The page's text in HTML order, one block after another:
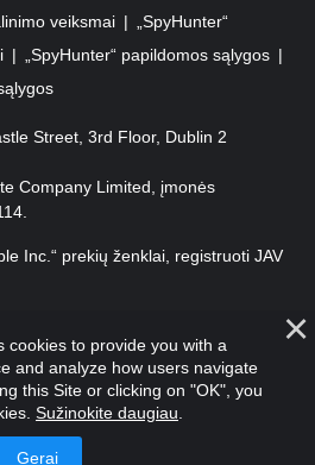
veiksmai
„SpyHunter“
„SpyHunter“ papildomos sąlygos
Street, 3rd Floor, Dublin 2
Company Limited, įmonės
Inc.“ prekių ženklai, registruoti JAV
cookies to provide you with a
and analyze how users navigate
this Site or clicking on "OK", you
Sužinokite daugiau